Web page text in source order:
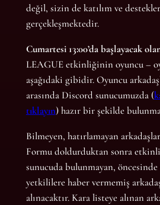
değil, sizin de katılım ve
gerçekleşmektedir.
Cumartesi 13:00’da başlayacak
LEAGUE etkinliğinin oyuncu –
aşağıdaki gibidir. Oyuncu
arasında Discord sunucumuzda (
tıklayın) hazır bir şekilde
Bilmeyen, hatırlamayan
Formu doldurduktan sonra
sunucuda bulunmayan,
yetkililere haber vermemiş
alınacaktır. Kara listeye alınan